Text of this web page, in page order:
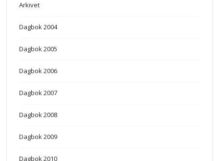
Arkivet
Dagbok 2004
Dagbok 2005
Dagbok 2006
Dagbok 2007
Dagbok 2008
Dagbok 2009
Dagbok 2010